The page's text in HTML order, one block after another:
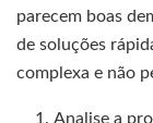
parecem boas
de soluções
complexa e não
Analise a